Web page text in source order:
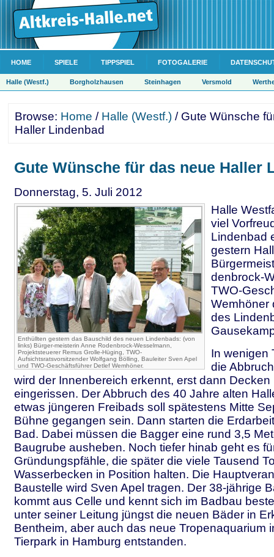
HOME SPIELE TIPPSPIEL FOTOGALERIE
Halle (Westf.) Borgholzhausen Steinhagen Versmold
Browse: Home / Halle (Westf.) / Gute Wünsche
Haller Lindenbad
Gute Wünsche für das neue Haller
Donnerstag, 5. Juli 2012
Enthüllten gestern das Bauschild des neuen Lindenbads: (von
links) Bürger-meisterin Anne Rodenbrock-Wesselmann,
Projektsteuerer Remus Grolle-Hüging, TWO-
Aufsichtsratsvorsitzender Wolfgang Bölling, Bauleiter Sven Apel
und TWO-Geschäftsführer Detlef Wemhöner.
Halle
viel
Lindenbad
gestern
denbrock-
TWO-
Wemhöner
des
In wenigen
die
wird der Innenbereich erkennt, erst dann
eingerissen. Der Abbruch des 40 Jahre alten
etwas jüngeren Freibads soll spätestens Mitte
Bühne gegangen sein. Dann starten die
Bad. Dabei müssen die Bagger eine rund 3,5
Baugrube ausheben. Noch tiefer hinab geht es
Gründungspfähle, die später die viele Tausend
Wasserbecken in Position halten. Die
Baustelle wird Sven Apel tragen. Der 38-jährige
kommt aus Celle und kennt sich im Badbau
unter seiner Leitung jüngst die neuen Bäder in
Bentheim, aber auch das neue Tropenaquarium
Tierpark in Hamburg entstanden.